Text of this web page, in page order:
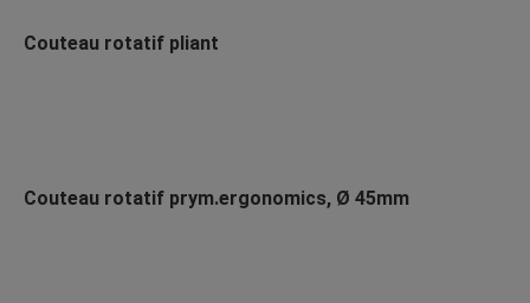
Couteau rotatif pliant
Couteau rotatif prym.ergonomics, Ø 45mm